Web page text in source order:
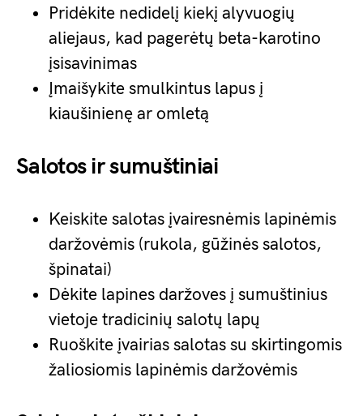
Pridėkite nedidelį kiekį alyvuogių
aliejaus, kad pagerėtų beta-karotino
įsisavinimas
Įmaišykite smulkintus lapus į
kiaušinienę ar omletą
Salotos ir sumuštiniai
Keiskite salotas įvairesnėmis lapinėmis
daržovėmis (rukola, gūžinės salotos,
špinatai)
Dėkite lapines daržoves į sumuštinius
vietoje tradicinių salotų lapų
Ruoškite įvairias salotas su skirtingomis
žaliosiomis lapinėmis daržovėmis